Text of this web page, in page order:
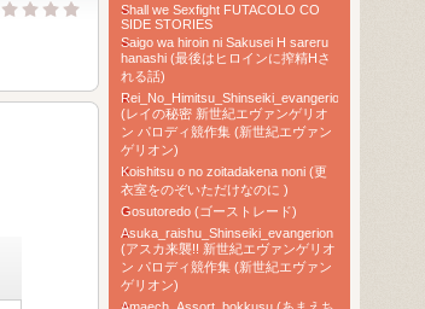
Shall we Sexfight FUTACOLO CO
SIDE STORIES
Saigo wa hiroin ni Sakusei H sareru
hanashi (最後はヒロインに搾精Hさ
れる話)
Rei_No_Himitsu_Shinseiki_evangerion
(レイの秘密 新世紀エヴァンゲリオ
ン パロディ競作集 (新世紀エヴァン
ゲリオン)
Koishitsu o no zoitadakena noni (更
衣室をのぞいただけなのに )
Gosutoredo (ゴーストレード)
Asuka_raishu_Shinseiki_evangerion
(アスカ来襲!! 新世紀エヴァンゲリオ
ン パロディ競作集 (新世紀エヴァン
ゲリオン)